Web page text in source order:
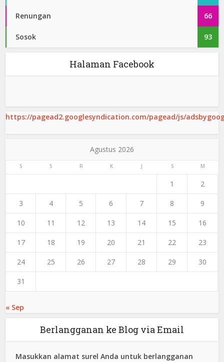
Renungan 66
Sosok 93
Halaman Facebook
https://pagead2.googlesyndication.com/pagead/js/
Agustus 2026
S S R K J S M
1 2
3 4 5 6 7 8 9
10 11 12 13 14 15 16
17 18 19 20 21 22 23
24 25 26 27 28 29 30
31
« Sep
Berlangganan ke Blog via Email
Masukkan alamat surel Anda untuk berlangganan